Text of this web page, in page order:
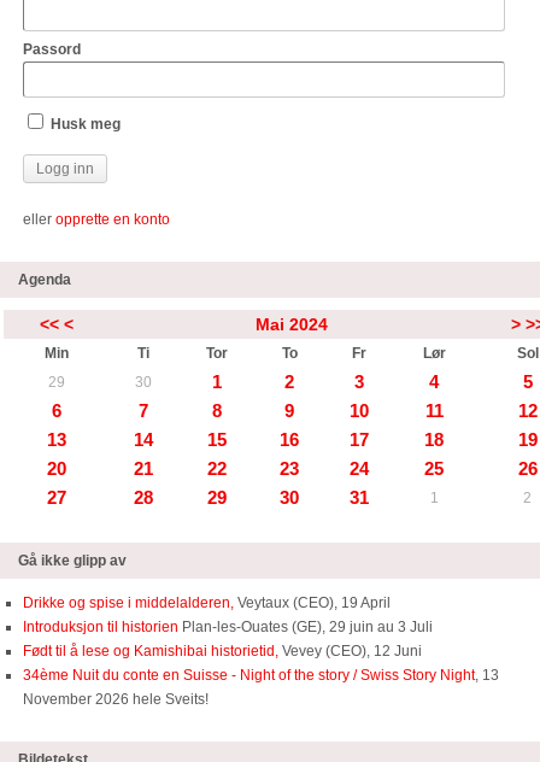
Passord
Husk meg
eller opprette en konto
Agenda
<< < Mai 2024 >
Min Ti Tor To Fr Lør
Sol
29
30 1 2 3 4
5
6
7 8 9 10 11
12
13
14 15 16 17 18
19
20
21 22 23 24 25
26
27
28 29 30 31 1 2
Gå ikke glipp av
Drikke og spise i middelalderen, Veytaux (CEO), 19 April
Introduksjon til historien Plan-les-Ouates (GE), 29 juin au 3 Juli
Født til å lese og Kamishibai historietid, Vevey (CEO), 12 Juni
34ème Nuit du conte en Suisse - Night of the story / Swiss Story Night, 13
November 2026 hele Sveits!